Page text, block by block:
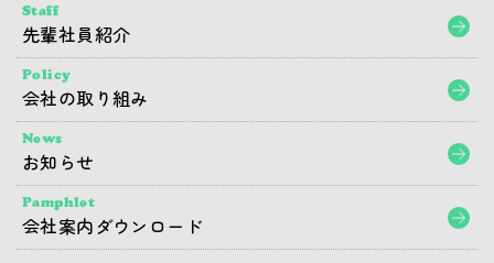
Staff
先輩社員紹介
Policy
会社の取り組み
News
お知らせ
Pamphlet
会社案内ダウンロード